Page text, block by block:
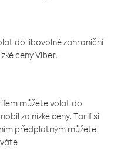
do libovolné zahraniční
ceny Viber.
můžete volat do
za nízké ceny. Tarif si
předplatným můžete